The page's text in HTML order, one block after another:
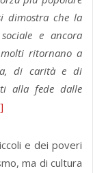
dimostra che la
e ancora
ritornano a
di carità e di
alla fede dalle
e dei poveri
ma di cultura